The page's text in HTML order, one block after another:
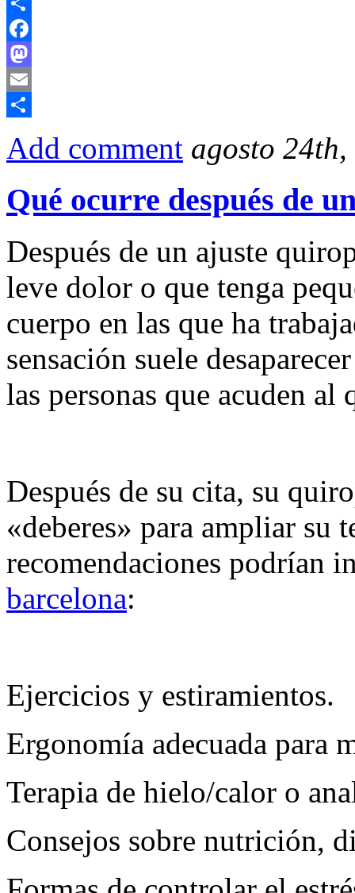
Email
Compartir
Facebook
Mastodon
Email
Add comment agosto
Qué ocurre después de
Después de un ajuste
leve dolor o que tenga
cuerpo en las que ha
sensación suele
las personas que acuden
Después de su cita, su
«deberes» para ampliar su
recomendaciones podrían
barcelona:
Ejercicios y estiramientos.
Ergonomía adecuada para
Terapia de hielo/calor o
Consejos sobre nutrición,